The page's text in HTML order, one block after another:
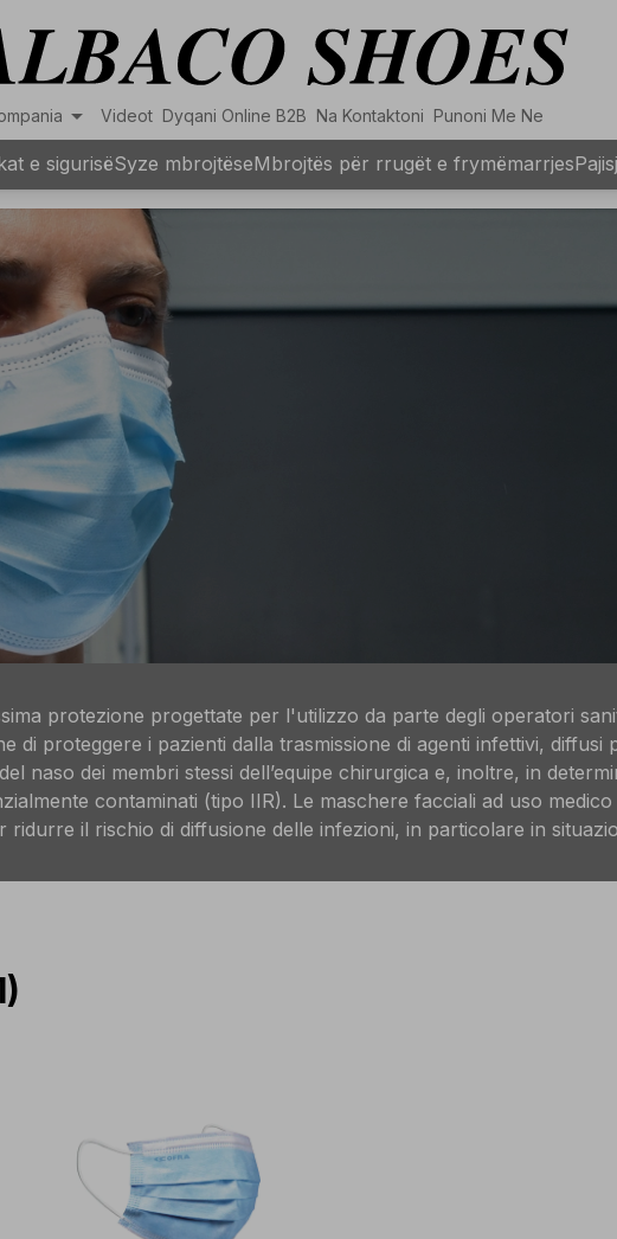
arrow_drop_down Videot Dyqani Online B2B Na Kontaktoni Punoni Me Ne
e sigurisëSyze mbrojtëseMbrojtës për rrugët e frymëmarrjes
protezione progettate per l'utilizzo da parte degli operatori
di proteggere i pazienti dalla trasmissione di agenti infettivi,
naso dei membri stessi dell’equipe chirurgica e, inoltre, in
contaminati (tipo IIR). Le maschere facciali ad uso
il rischio di diffusione delle infezioni, in particolare in